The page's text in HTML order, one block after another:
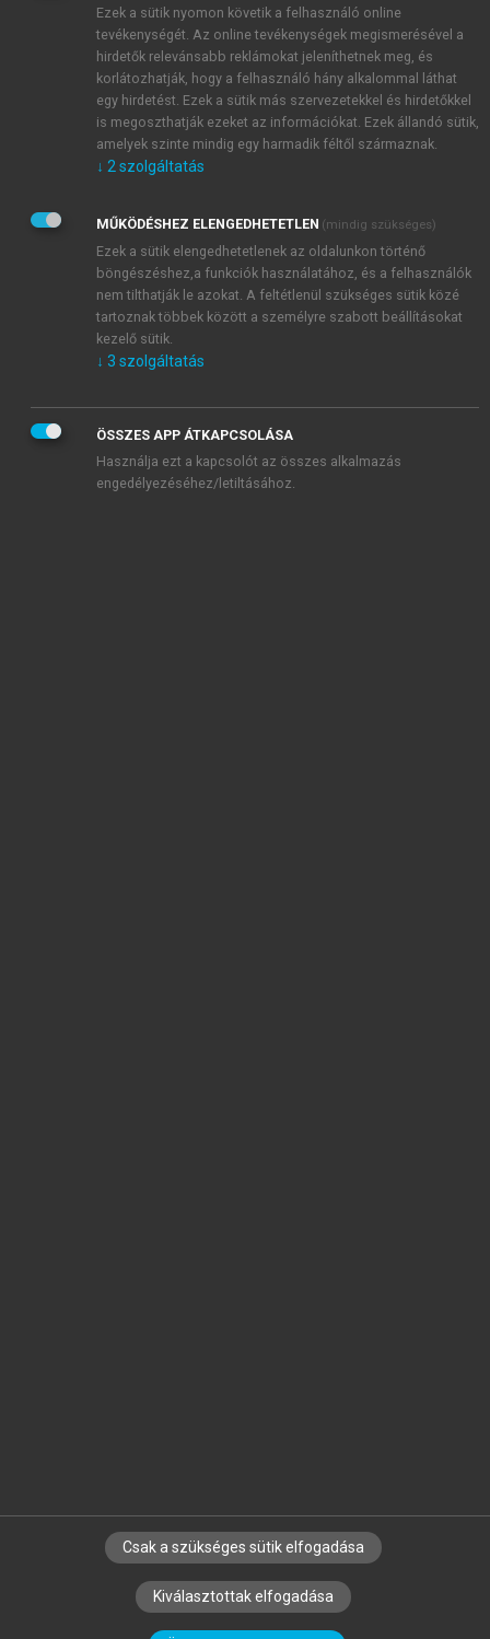
JELSZÓ ÚJRA
Kérek értesítést a MeRSZ újdonságairól, akcióiról.
Kérek értesítést az Akadémiai Kiadó Zrt. újdonságairól,
Adatkezelési tájékoztatóbanfoglaltakat tudomásul
veszem és elfogadom.
Általános vásárlási feltételeket, valamint a szotar.netés a
mersz.huoldalak licencszerződéseiben foglaltakat
tudomásul veszem és elfogadom.
KIPRÓBÁLOM
SZERZŐKNEK CÉGEKNEK KÖNYVTÁROSOKNAK
SZERKESZTÉSI ÉS LEKTORÁLÁSI ALAPELVEK
Ezek a sütik nyomon követik a felhasználó online
tevékenységét. Az online tevékenységek megismerésével a
hirdetők relevánsabb reklámokat jeleníthetnek meg, és
korlátozhatják, hogy a felhasználó hány alkalommal láthat
egy hirdetést. Ezek a sütik más szervezetekkel és hirdetőkkel
is megoszthatják ezeket az információkat. Ezek állandó sütik,
amelyek szinte mindig egy harmadik féltől származnak.
↓ 2 szolgáltatás
MŰKÖDÉSHEZ ELENGEDHETETLEN (mindig szükséges)
Ezek a sütik elengedhetetlenek az oldalunkon történő
böngészéshez,a funkciók használatához, és a felhasználók
nem tilthatják le azokat. A feltétlenül szükséges sütik közé
tartoznak többek között a személyre szabott beállításokat
kezelő sütik.
↓ 3 szolgáltatás
ÖSSZES APP ÁTKAPCSOLÁSA
Használja ezt a kapcsolót az összes alkalmazás
engedélyezéséhez/letiltásához.
Csak a szükséges sütik elfogadása
Kiválasztottak elfogadása